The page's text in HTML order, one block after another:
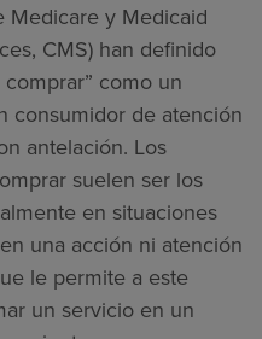
Medicare y Medicaid
CMS) han definido
como un
consumidor de atención
antelación. Los
suelen ser los
en situaciones
una acción ni atención
le permite a este
un servicio en un